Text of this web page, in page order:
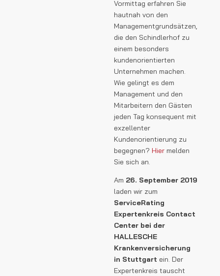
Vormittag erfahren Sie
hautnah von den
Managementgrundsätzen,
die den Schindlerhof zu
einem besonders
kundenorientierten
Unternehmen machen.
Wie gelingt es dem
Management und den
Mitarbeitern den Gästen
jeden Tag konsequent mit
exzellenter
Kundenorientierung zu
begegnen? Hier melden
Sie sich an.
Am 26. September 2019
laden wir zum
ServiceRating
Expertenkreis Contact
Center bei der
HALLESCHE
Krankenversicherung
in Stuttgart ein. Der
Expertenkreis tauscht